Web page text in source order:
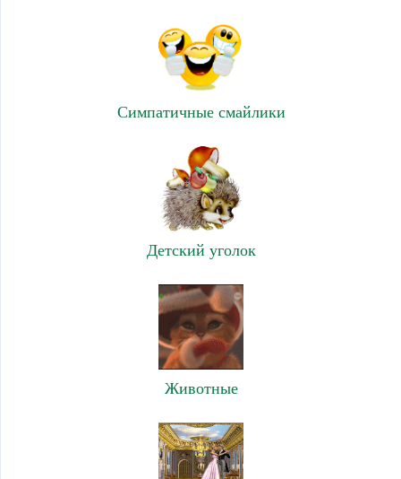
Симпатичные смайлики
Детский уголок
Животные